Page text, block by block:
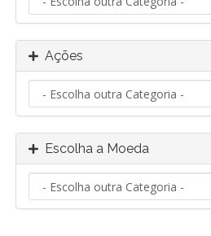
Ações
Escolha a Moeda